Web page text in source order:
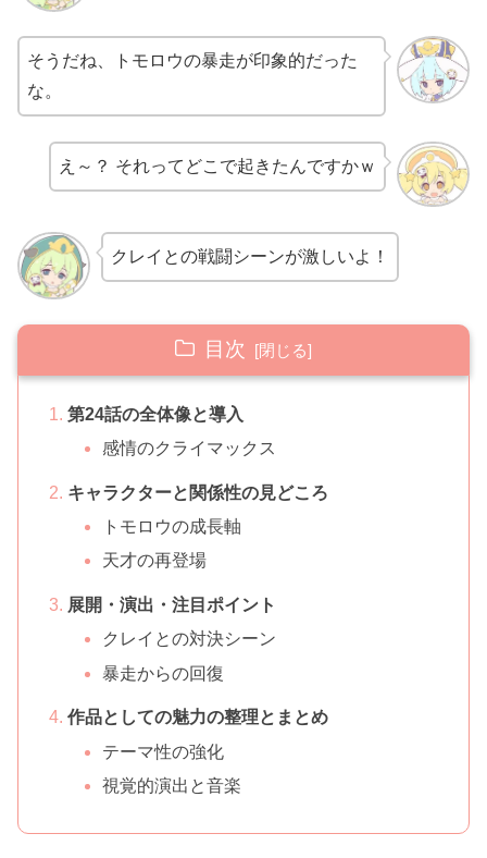
そうだね、トモロウの暴走が印象的だった
な。
え～？ それってどこで起きたんですかｗ
クレイとの戦闘シーンが激しいよ！
目次
第24話の全体像と導入
感情のクライマックス
キャラクターと関係性の見どころ
トモロウの成長軸
天才の再登場
展開・演出・注目ポイント
クレイとの対決シーン
暴走からの回復
作品としての魅力の整理とまとめ
テーマ性の強化
視覚的演出と音楽